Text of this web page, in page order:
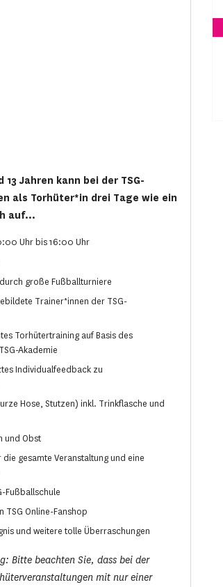
Jahren kann bei der TSG-
als Torhüter*in drei Tage wie ein
auf...
Uhr bis 16:00 Uhr
große Fußballturniere
Trainer*innen der TSG-
Torhütertraining auf Basis des
Akademie
Individualfeedback zu
Hose, Stutzen) inkl. Trinkflasche und
und Obst
gesamte Veranstaltung und eine
Fußballschule
TSG Online-Fanshop
und weitere tolle Überraschungen
Bitte beachten Sie, dass bei der
mit nur einer